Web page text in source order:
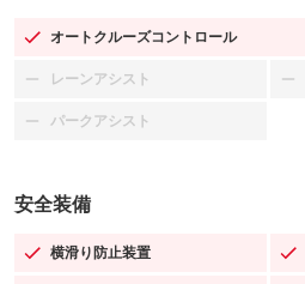
オートクルーズコントロール
：装備あり
レーンアシスト
：装備なし
パークアシスト
：装備なし
安全装備
横滑り防止装置
：装備あり